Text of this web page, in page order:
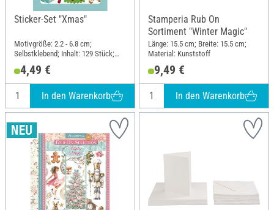
Sticker-Set "Xmas"
Motivgröße: 2.2 - 6.8 cm;
Selbstklebend; Inhalt: 129 Stück;
Material: Papier
4,49 €
In den Warenkorb
Stamperia Rub On
Sortiment "Winter Magic"
Länge: 15.5 cm; Breite: 15.5 cm;
Material: Kunststoff
9,49 €
In den Warenkorb